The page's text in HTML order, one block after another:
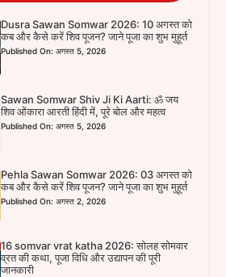
Dusra Sawan Somwar 2026: 10 अगस्त को
कब और कैसे करें शिव पूजन? जाने पूजा का शुभ मुहूर्त
Published On: अगस्त 5, 2026
Sawan Somwar Shiv Ji Ki Aarti: ॐ जय
शिव ओंकारा आरती हिंदी में, पूरे बोल और महत्व
Published On: अगस्त 5, 2026
Pehla Sawan Somwar 2026: 03 अगस्त को
कब और कैसे करें शिव पूजन? जाने पूजा का शुभ मुहूर्त
Published On: अगस्त 2, 2026
16 somvar vrat katha 2026: सोलह सोमवार
व्रत की कथा, पूजा विधि और उद्यापन की पूरी
जानकारी